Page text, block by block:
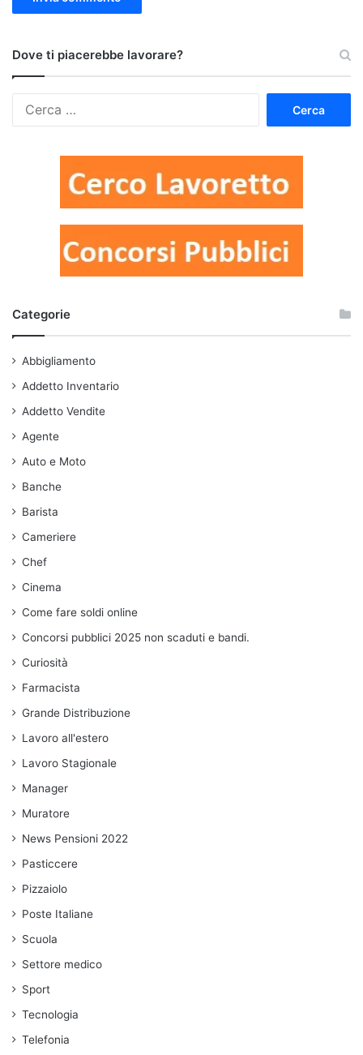
Dove ti piacerebbe lavorare?
Categorie
Abbigliamento
Addetto Inventario
Addetto Vendite
Agente
Auto e Moto
Banche
Barista
Cameriere
Chef
Cinema
Come fare soldi online
Concorsi pubblici 2025 non scaduti e bandi.
Curiosità
Farmacista
Grande Distribuzione
Lavoro all'estero
Lavoro Stagionale
Manager
Muratore
News Pensioni 2022
Pasticcere
Pizzaiolo
Poste Italiane
Scuola
Settore medico
Sport
Tecnologia
Telefonia